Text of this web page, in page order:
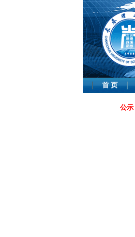
首 页
公示